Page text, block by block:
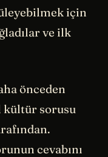
için
ve ilk
önceden
kültür sorusu
cevabını